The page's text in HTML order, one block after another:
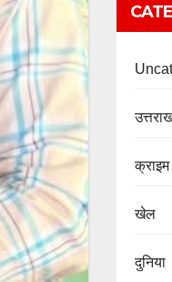
क्राइम
खेल
दुनिया